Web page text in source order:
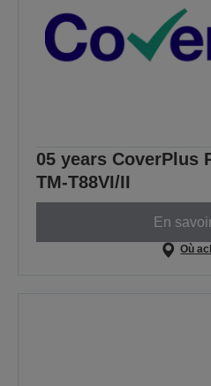
05 years CoverPlus
TM-T88VI/II
En
Où